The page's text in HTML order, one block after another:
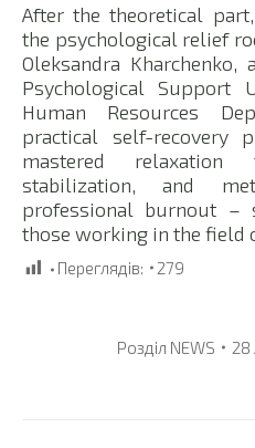
After the theoretical
the psychological relief
Oleksandra
Psychological Support
Human Resources
practical self-recovery
mastered relaxation
stabilization, and
professional burnout
those working in the field
Переглядів: 279
Розділ NEWS 28